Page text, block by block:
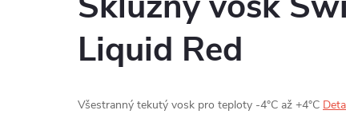
Liquid Red
Všestranný tekutý vosk pro teploty -4°C až +4°C